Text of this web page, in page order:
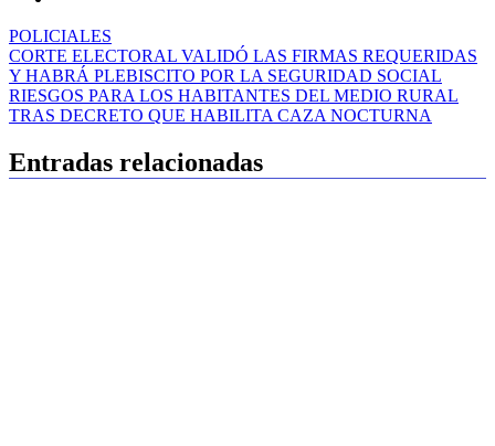
POLICIALES
Navegación
de
entradas
CORTE ELECTORAL VALIDÓ LAS FIRMAS REQUERIDAS
Y HABRÁ PLEBISCITO POR LA SEGURIDAD SOCIAL
RIESGOS PARA LOS HABITANTES DEL MEDIO RURAL
TRAS DECRETO QUE HABILITA CAZA NOCTURNA
Entradas relacionadas